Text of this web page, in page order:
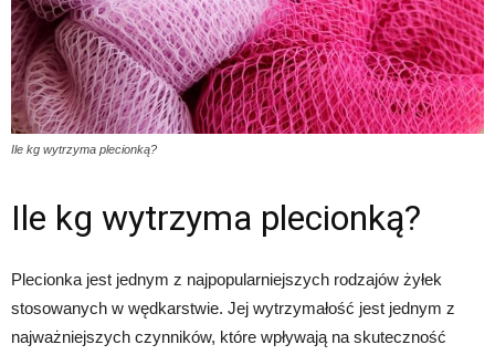
Ile kg wytrzyma plecionką?
Ile kg wytrzyma plecionką?
Plecionka jest jednym z najpopularniejszych rodzajów żyłek
stosowanych w wędkarstwie. Jej wytrzymałość jest jednym z
najważniejszych czynników, które wpływają na skuteczność